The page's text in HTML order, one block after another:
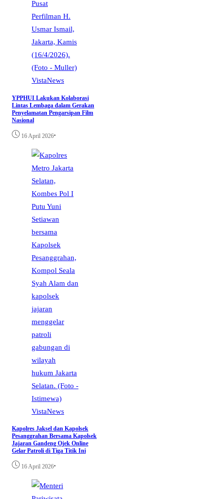
VistaNews
YPPHUI Lakukan Kolaborasi
Lintas Lembaga dalam Gerakan
Penyelamatan Pengarsipan Film
Nasional
16 April 2026•
VistaNews
Kapolres Jaksel dan Kapolsek
Pesanggrahan Bersama Kapolsek
Jajaran Gandeng Ojek Online
Gelar Patroli di Tiga Titik Ini
16 April 2026•